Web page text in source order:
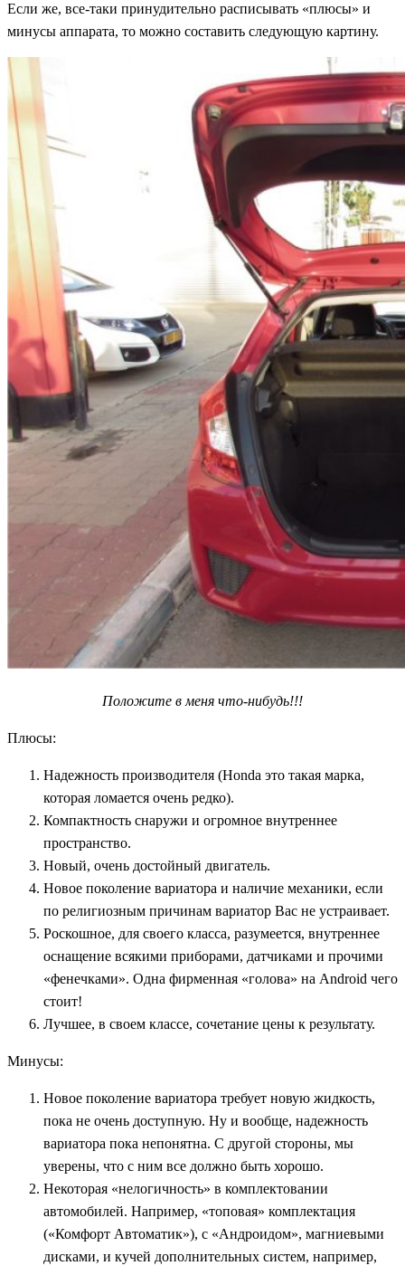
Если же, все-таки принудительно расписывать «плюсы» и
минусы аппарата, то можно составить следующую картину.
Положите в меня что-нибудь!!!
Плюсы:
Надежность производителя (Honda это такая марка,
которая ломается очень редко).
Компактность снаружи и огромное внутреннее
пространство.
Новый, очень достойный двигатель.
Новое поколение вариатора и наличие механики, если
по религиозным причинам вариатор Вас не устраивает.
Роскошное, для своего класса, разумеется, внутреннее
оснащение всякими приборами, датчиками и прочими
«фенечками». Одна фирменная «голова» на Android чего
стоит!
Лучшее, в своем классе, сочетание цены к результату.
Минусы:
Новое поколение вариатора требует новую жидкость,
пока не очень доступную. Ну и вообще, надежность
вариатора пока непонятна. С другой стороны, мы
уверены, что с ним все должно быть хорошо.
Некоторая «нелогичность» в комплектовании
автомобилей. Например, «топовая» комплектация
(«Комфорт Автоматик»), с «Андроидом», магниевыми
дисками, и кучей дополнительных систем, например,